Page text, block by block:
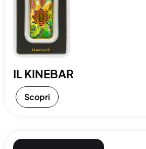
IL KINEBAR
Scopri